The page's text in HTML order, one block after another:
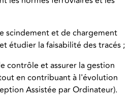
scindement et de chargement
étudier la faisabilité des tracés ;
contrôle et assurer la gestion
en contribuant à l'évolution
Assistée par Ordinateur).